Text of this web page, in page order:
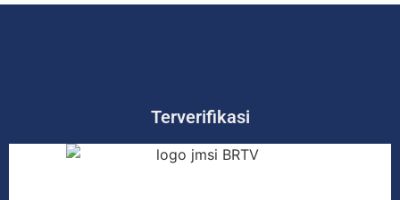
Terverifikasi